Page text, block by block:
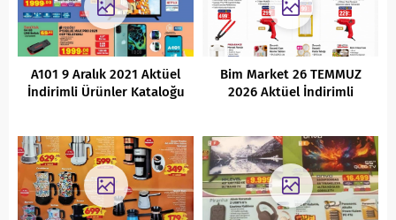
A101 9 Aralık 2021 Aktüel
İndirimli Ürünler Kataloğu
Bim Market 26 TEMMUZ
2026 Aktüel İndirimli